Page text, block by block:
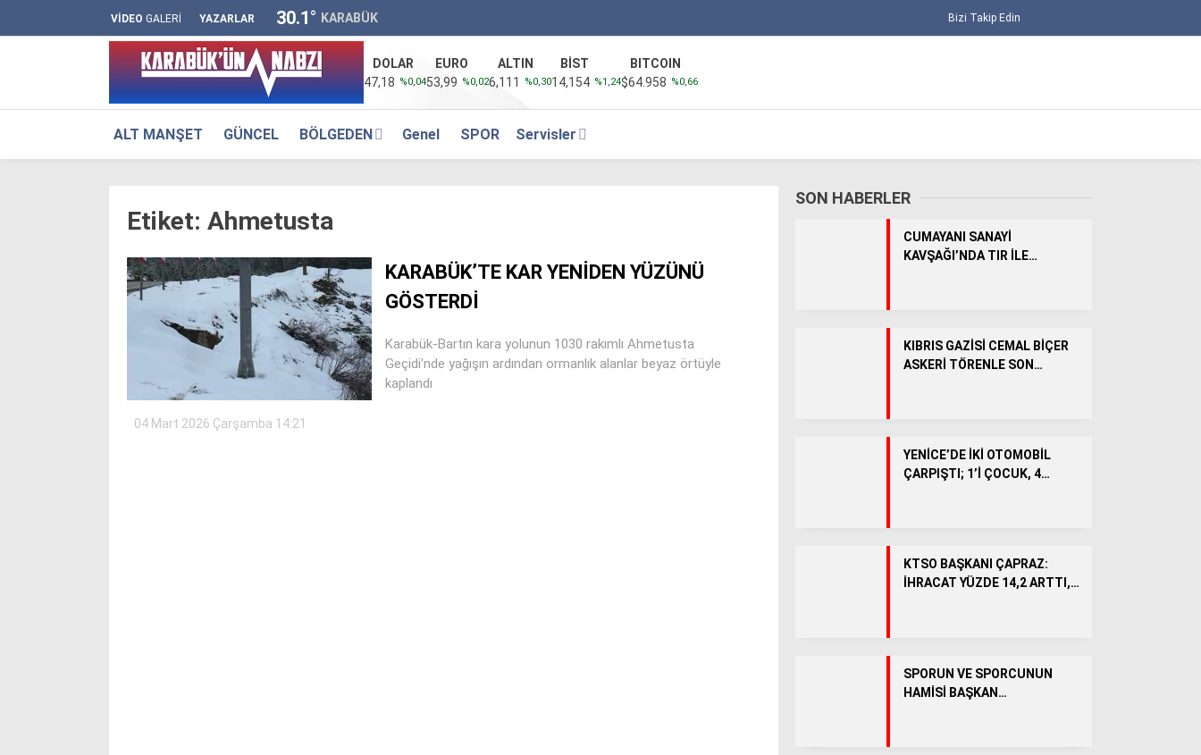
GÜNCEL
SPOR
VİDEO GALERİ YAZARLAR 30.1° KARABÜK Bizi Takip Edin
DOLAR
47,18 %0,04
EURO
53,99 %0,02
ALTIN
6,111
%0,30
BİST
14,154 %1,24
BITCOIN
$64.958 %0,66
ALT MANŞET GÜNCEL BÖLGEDEN Genel SPOR Servisler
Etiket: Ahmetusta
KARABÜK’TE KAR YENİDEN YÜZÜNÜ
GÖSTERDİ
Karabük-Bartın kara yolunun 1030 rakımlı Ahmetusta
Geçidi'nde yağışın ardından ormanlık alanlar beyaz örtüyle
kaplandı
04 Mart 2026 Çarşamba 14:21
SON HABERLER
CUMAYANI SANAYİ
KAVŞAĞI’NDA TIR İLE
KIBRIS GAZİSİ CEMAL BİÇER
ASKERİ TÖRENLE SON
YENİCE’DE İKİ OTOMOBİL
ÇARPIŞTI; 1’İ ÇOCUK, 4
KTSO BAŞKANI ÇAPRAZ:
İHRACAT YÜZDE 14,2 ARTTI,
SPORUN VE SPORCUNUN
HAMİSİ BAŞKAN